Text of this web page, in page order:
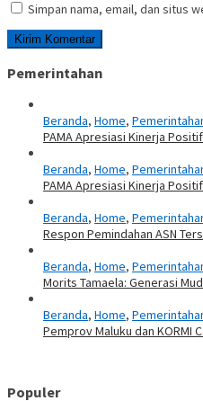
Simpan nama, email, dan situs
Pemerintahan
Beranda, Home,
PAMA Apresiasi Kinerja
Beranda, Home,
PAMA Apresiasi Kinerja
Beranda, Home,
Respon Pemindahan ASN
Beranda, Home,
Morits Tamaela: Generasi
Beranda, Home,
Pemprov Maluku dan KORMI
Populer